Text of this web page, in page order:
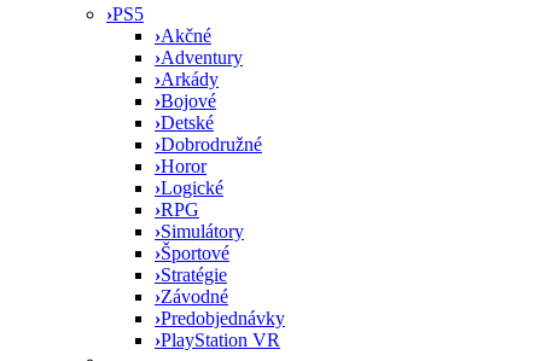
›PS5
›Akčné
›Adventury
›Arkády
›Bojové
›Detské
›Dobrodružné
›Horor
›Logické
›RPG
›Simulátory
›Športové
›Stratégie
›Závodné
›Predobjednávky
›PlayStation VR